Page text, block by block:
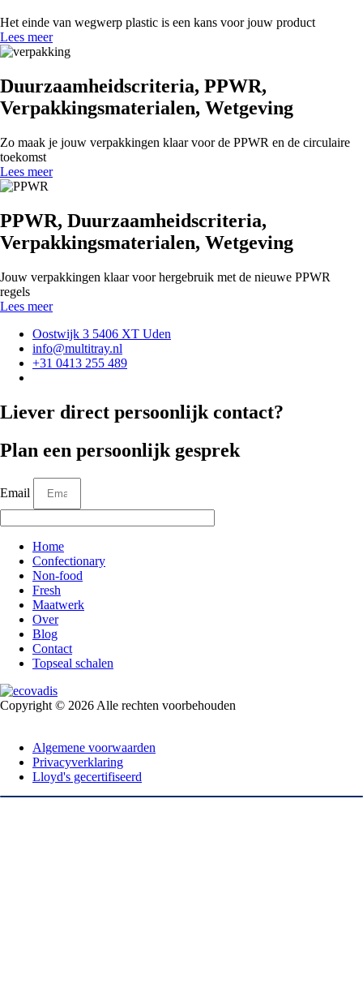
Het einde van wegwerp plastic is een kans voor jouw product
Lees meer
Duurzaamheidscriteria, PPWR,
Verpakkingsmaterialen, Wetgeving
Zo maak je jouw verpakkingen klaar voor de PPWR en de circulaire
toekomst
Lees meer
PPWR, Duurzaamheidscriteria,
Verpakkingsmaterialen, Wetgeving
Jouw verpakkingen klaar voor hergebruik met de nieuwe PPWR
regels
Lees meer
Oostwijk 3 5406 XT Uden
info@multitray.nl
+31 0413 255 489
Liever direct persoonlijk contact?
Plan een persoonlijk gesprek
Email
Home
Confectionary
Non-food
Fresh
Maatwerk
Over
Blog
Contact
Topseal schalen
Copyright © 2026 Alle rechten voorbehouden
Algemene voorwaarden
Privacyverklaring
Lloyd's gecertifiseerd